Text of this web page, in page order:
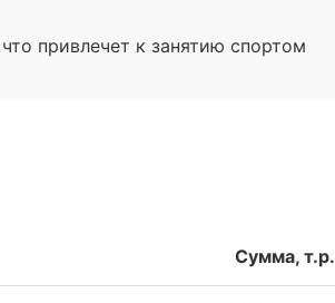
привлечет к занятию спортом
Сумма, т.р.